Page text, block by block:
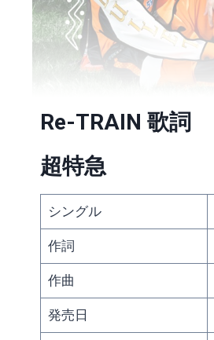
Re-TRAIN 歌詞
超特急
シングル
作詞
作曲
発売日